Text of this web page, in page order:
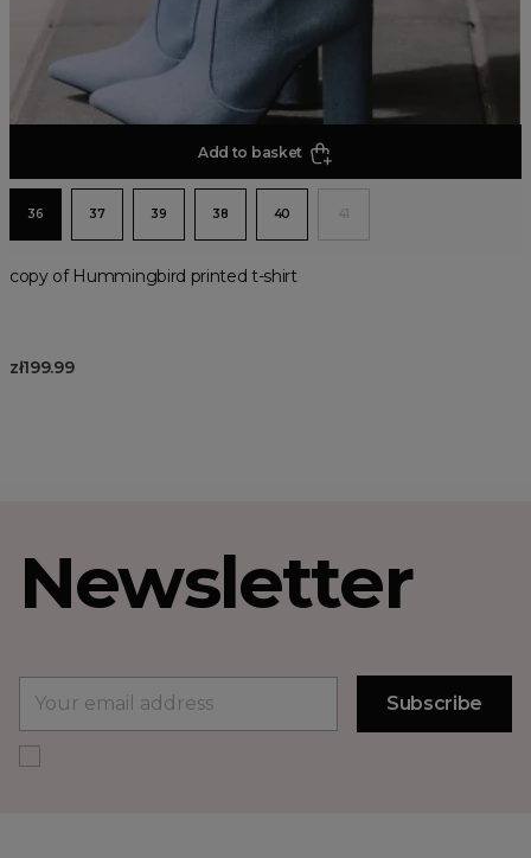
Add to basket
36 37 39 38 40 41
copy of Hummingbird printed t-shirt
zł199.99
Newsletter